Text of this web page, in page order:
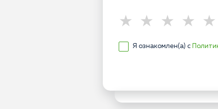
Я ознакомлен(а) с